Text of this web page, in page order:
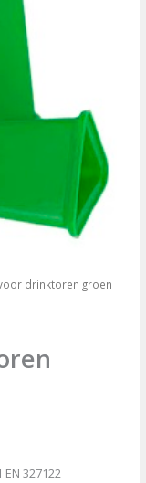
drinktoren groen
EN 327122